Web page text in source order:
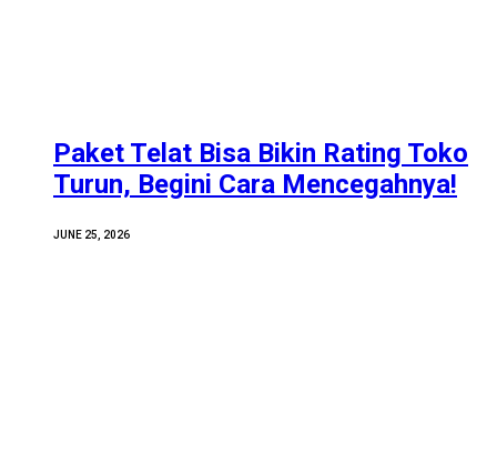
Paket Telat Bisa Bikin Rating Toko
Turun, Begini Cara Mencegahnya!
JUNE 25, 2026